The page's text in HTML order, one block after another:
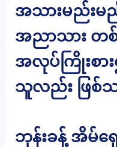
အသားမည်းမည်
အညာသား တစ်
အလုပ်ကြိုးစာ
သူလည်း ဖြစ်
ဘုန်းခန့် အိမ်ရှ